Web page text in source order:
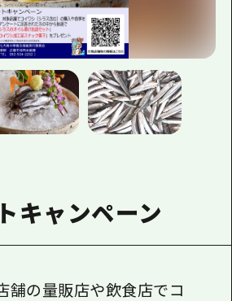
キャンペーン
舗の量販店や飲食店でコ